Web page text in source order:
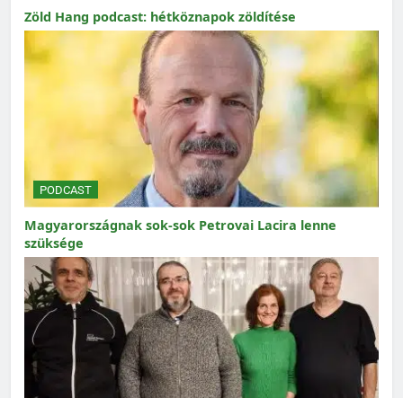
Zöld Hang podcast: hétköznapok zöldítése
PODCAST
Magyarországnak sok-sok Petrovai Lacira lenne
szüksége